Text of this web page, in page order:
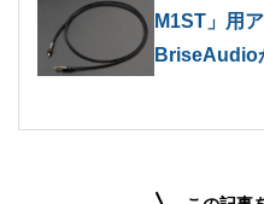
M1ST」用
BriseAudio